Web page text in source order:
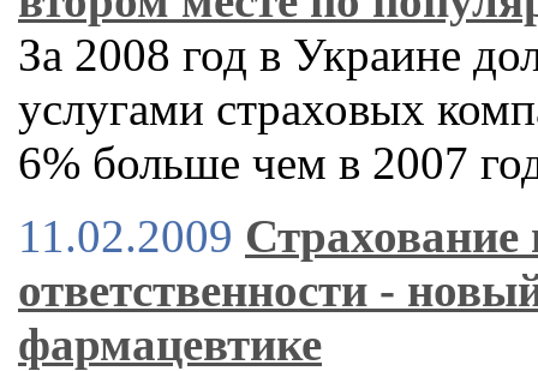
За 2008 год в Украине
услугами страховых
6% больше чем в 2007
11.02.2009 Страхование
ответственности -
фармацевтике